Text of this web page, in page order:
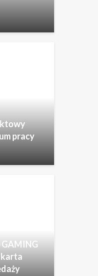
pracy
GAMING
karta